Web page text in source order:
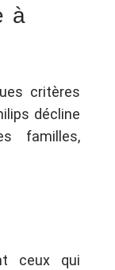
à
critères
décline
familles,
ceux qui